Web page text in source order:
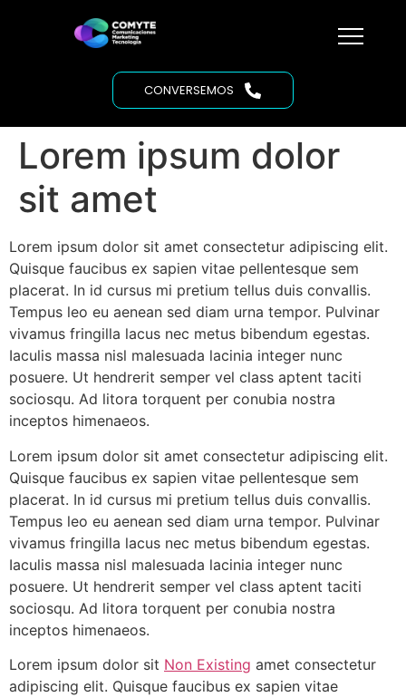
CONVERSEMOS
Lorem ipsum dolor
sit amet
Lorem ipsum dolor sit amet consectetur adipiscing elit.
Quisque faucibus ex sapien vitae pellentesque sem
placerat. In id cursus mi pretium tellus duis convallis.
Tempus leo eu aenean sed diam urna tempor. Pulvinar
vivamus fringilla lacus nec metus bibendum egestas.
Iaculis massa nisl malesuada lacinia integer nunc
posuere. Ut hendrerit semper vel class aptent taciti
sociosqu. Ad litora torquent per conubia nostra
inceptos himenaeos.
Lorem ipsum dolor sit amet consectetur adipiscing elit.
Quisque faucibus ex sapien vitae pellentesque sem
placerat. In id cursus mi pretium tellus duis convallis.
Tempus leo eu aenean sed diam urna tempor. Pulvinar
vivamus fringilla lacus nec metus bibendum egestas.
Iaculis massa nisl malesuada lacinia integer nunc
posuere. Ut hendrerit semper vel class aptent taciti
sociosqu. Ad litora torquent per conubia nostra
inceptos himenaeos.
Lorem ipsum dolor sit Non Existing amet consectetur
adipiscing elit. Quisque faucibus ex sapien vitae